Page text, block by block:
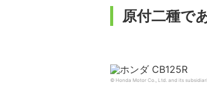
原付二種で
© Honda Motor Co., Ltd. and its